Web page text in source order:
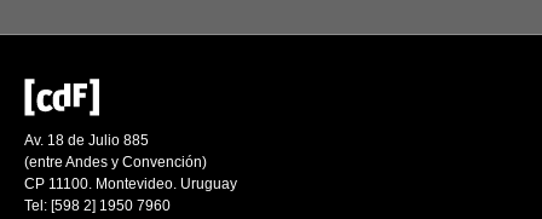
Av. 18 de Julio 885
(entre Andes y Convención)
CP 11100. Montevideo. Uruguay
Tel: [598 2] 1950 7960